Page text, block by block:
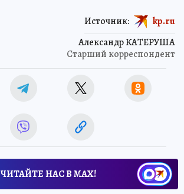
Александр КАТЕРУША
Старший корреспондент
Источник: kp.ru
ЧИТАЙТЕ НАС В МАХ!